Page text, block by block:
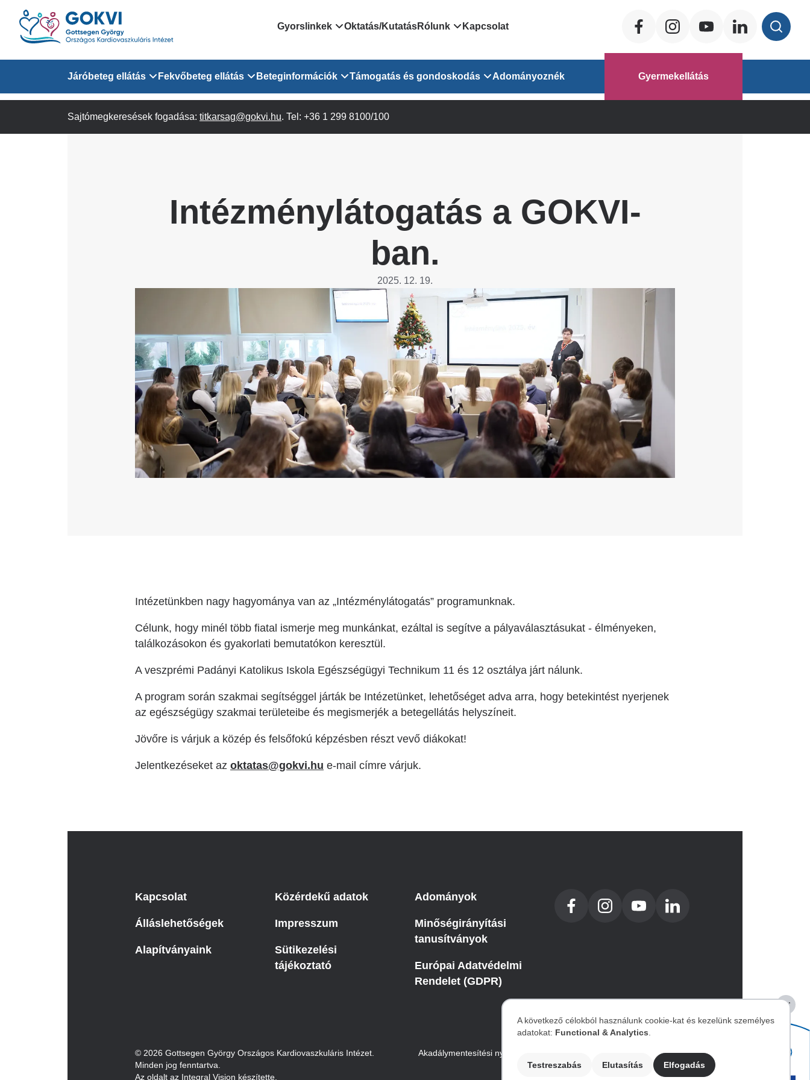
Ugrás
tartalomra
Domain
menu
for
GOKVI
Gyorslinkek
Országos Online Várólista
EESZT - Egészségablak
Egységes alapellátási ügyeleti
rendszer
Háziorvosi körzetek Pest
vármegyére vonatkozóan
Patika ügyeleti link Pest
vármegyére vonatkozóan
Egészségértés
Nemzeti szívinfarktus regiszter
Oktatás/KutatásRólunk
Rendezvényeink
Egészségfejlesztő kórház
Közérdekű adatok
Kapcsolat
Social
Domain
menu
Járóbeteg ellátás
Járóbeteg Információk
Fekvőbeteg ellátás
Felnőtt Kardiológiai Osztály
Felnőtt Szív- és Érsebészet
Katéter Terápiás Osztály
Kardiológiai Képalkotó Osztály
Radiológiai Osztály
Beteginformációk
Orvosaink
lekérése
Látogatóknak
Szolgáltatásaink
A szív atlasza
Támogatás és gondoskodás
Pszichológusok
felnőtt betegeinknek
Szociális munkás
Rehabilitáció Füreden
Adományoznék Gyermekellátás
Sajtómegkeresések fogadása: titkarsag@gokvi.hu. Tel: +36 1 299 8100/100
Intézménylátogatás a GOKVI-
ban.
2025. 12. 19.
Intézetünkben nagy hagyománya van az „Intézménylátogatás” programunknak.
Célunk, hogy minél több fiatal ismerje meg munkánkat, ezáltal is segítve a pályaválasztásukat - élményeken,
találkozásokon és gyakorlati bemutatókon keresztül.
A veszprémi Padányi Katolikus Iskola Egészségügyi Technikum 11 és 12 osztálya járt nálunk.
A program során szakmai segítséggel járták be Intézetünket, lehetőséget adva arra, hogy betekintést nyerjenek
az egészségügy szakmai területeibe és megismerjék a betegellátás helyszíneit.
Jövőre is várjuk a közép és felsőfokú képzésben részt vevő diákokat!
Jelentkezéseket az oktatas@gokvi.hu e-mail címre várjuk.
Kapcsolat
Álláslehetőségek
Alapítványaink
Közérdekű adatok
Impresszum
Sütikezelési
tájékoztató
Adományok
Minőségirányítási
tanusítványok
Európai Adatvédelmi
Rendelet (GDPR)
© 2026 Gottsegen György Országos Kardiovaszkuláris Intézet.
Minden jog fenntartva.
Az oldalt az Integral Vision készítette.
Akadálymentesítési nyilatkozat Személyes
A következő célokból használunk cookie-kat és kezelünk személyes
adatokat: Functional & Analytics
Testreszabás Elutasítás Elfogadás